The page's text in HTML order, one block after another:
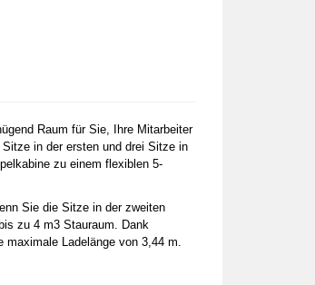
Raum für Sie, Ihre Mitarbeiter
in der ersten und drei Sitze in
zu einem flexiblen 5-
Sie die Sitze in der zweiten
zu 4 m3 Stauraum. Dank
maximale Ladelänge von 3,44 m.